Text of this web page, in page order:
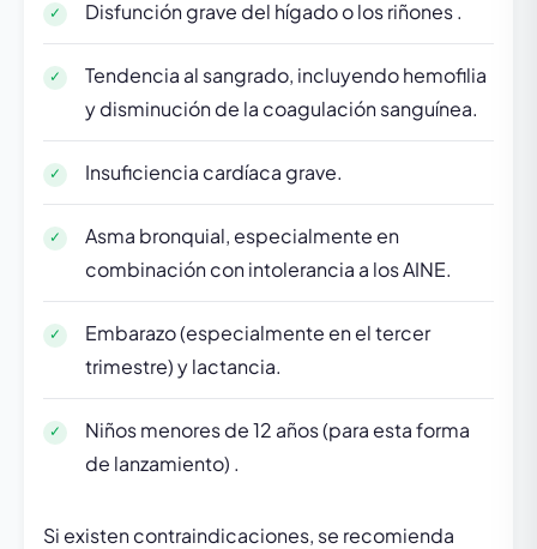
Disfunción grave del hígado o los riñones .
Tendencia al sangrado, incluyendo hemofilia
y disminución de la coagulación sanguínea.
Insuficiencia cardíaca grave.
Asma bronquial, especialmente en
combinación con intolerancia a los AINE.
Embarazo (especialmente en el tercer
trimestre) y lactancia.
Niños menores de 12 años (para esta forma
de lanzamiento) .
Si existen contraindicaciones, se recomienda